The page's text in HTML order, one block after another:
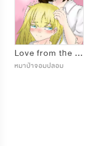
Love from the future
หมาป่าจอมปลอม